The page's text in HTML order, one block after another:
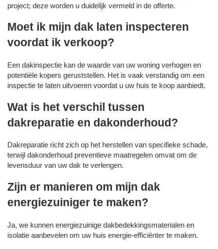
project; deze worden u duidelijk vermeld in de offerte.
Moet ik mijn dak laten inspecteren
voordat ik verkoop?
Een dakinspectie kan de waarde van uw woning verhogen en
potentiële kopers geruststellen. Het is vaak verstandig om een
inspectie te laten uitvoeren voordat u uw huis te koop aanbiedt.
Wat is het verschil tussen
dakreparatie en dakonderhoud?
Dakreparatie richt zich op het herstellen van specifieke schade,
terwijl dakonderhoud preventieve maatregelen omvat om de
levensduur van uw dak te verlengen.
Zijn er manieren om mijn dak
energiezuiniger te maken?
Ja, we kunnen energiezuinige dakbedekkingsmaterialen en
isolatie aanbevelen om uw huis energie-efficiënter te maken.